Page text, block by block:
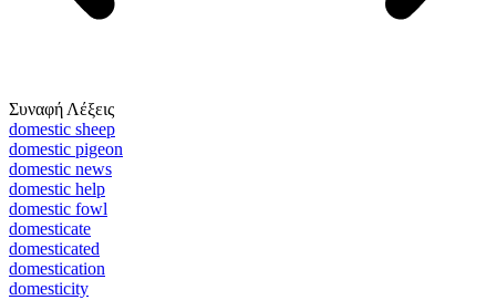
Συναφή Λέξεις
domestic sheep
domestic pigeon
domestic news
domestic help
domestic fowl
domesticate
domesticated
domestication
domesticity